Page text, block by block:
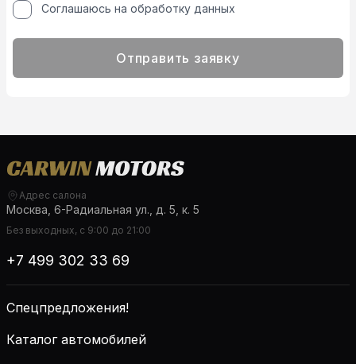
Соглашаюсь на обработку данных
Отправить заявку
Адрес салона
Москва, 6-Радиальная ул., д. 5, к. 5
Без выходных, с 9:00 до 21:00
+7 499 302 33 69
Спецпредложения!
Каталог автомобилей